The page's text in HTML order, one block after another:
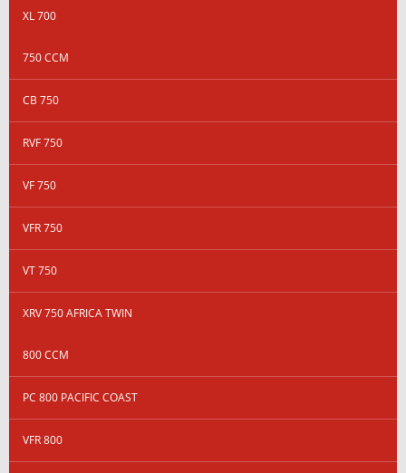
XL 700
750 CCM
CB 750
RVF 750
VF 750
VFR 750
VT 750
XRV 750 AFRICA TWIN
800 CCM
PC 800 PACIFIC COAST
VFR 800